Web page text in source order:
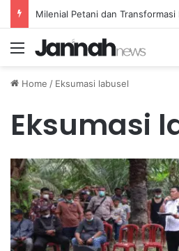
Menu
Home / Eksumasi labusel
Eksumasi